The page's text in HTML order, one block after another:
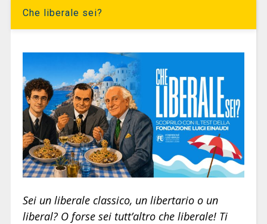
Che liberale sei?
Sei un liberale classico, un libertario o un
liberal? O forse sei tutt’altro che liberale! Ti